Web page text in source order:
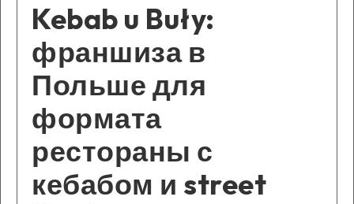
Kebab u Buły:
франшиза в
Польше для
формата
рестораны с
кебабом и street